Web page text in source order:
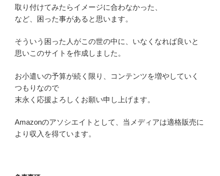
取り付けてみたらイメージに合わなかった、
など、困った事があると思います。
そういう困った人がこの世の中に、いなくなれば良いと
思いこのサイトを作成しました。
お小遣いの予算が続く限り、コンテンツを増やしていく
つもりなので
末永く応援よろしくお願い申し上げます。
Amazonのアソシエイトとして、当メディアは適格販売に
より収入を得ています。